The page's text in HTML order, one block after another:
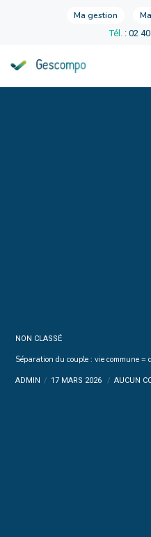
Ma gestion
Tél. : 02
NON CLASSÉ
Séparation du couple : vie commune =
ADMIN 17 MARS 2026 AUCUN